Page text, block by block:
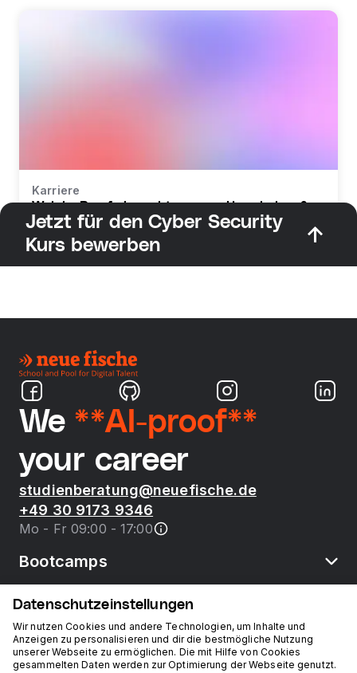
Karriere
Welche Berufe braucht man zur Umschulung?
Jetzt für den Cyber Security
Kurs bewerben
We **AI-proof**
your career
studienberatung@neuefische.de
+49 30 9173 9346
Mo - Fr 09:00 - 17:00
Bootcamps
neue fische
Ressourcen
Datenschutzeinstellungen
Wir nutzen Cookies und andere Technologien, um Inhalte und
Anzeigen zu personalisieren und dir die bestmögliche Nutzung
unserer Webseite zu ermöglichen. Die mit Hilfe von Cookies
gesammelten Daten werden zur Optimierung der Webseite genutzt.